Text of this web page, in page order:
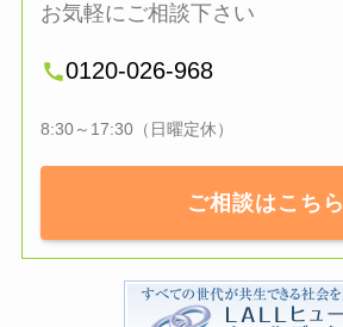
お気軽にご相談下さい
0120-026-968
8:30～17:30（日曜定休）
ご相談はこちら